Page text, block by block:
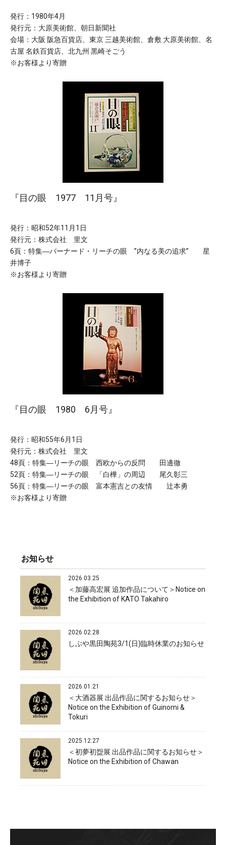
発行：1980年4月
発行元：大原美術館、朝日新聞社
会場：大阪 阪急百貨店、東京 三越美術館、倉敷 大原美術館、名
古屋 名鉄百貨店、北九州 黒崎そごう
※お客様より寄贈
『目の眼 1977 11月号』
発行：昭和52年11月1日
発行元：株式会社 里文
6頁：特集―バーナード・リーチの眼 ”内なる美の追求” 星
井博子
※お客様より寄贈
『目の眼 1980 6月号』
発行：昭和55年6月1日
発行元：株式会社 里文
48頁：特集―リーチの眼 西欧からの反問 田邊徹
52頁：特集―リーチの眼 「白樺」の周辺 尾久彰三
56頁：特集―リーチの眼 富本憲吉との友情 辻本勇
※お客様より寄贈
お知らせ
2026.03.25
＜加藤高宏展 追加作品について＞Notice on
the Exhibition of KATO Takahiro
2026.02.28
しぶや黒田陶苑3/1(日)臨時休業のお知らせ
2026.01.21
＜大酒器展 出品作品に関するお知らせ＞
Notice on the Exhibition of Guinomi &
Tokuri
2025.12.27
＜初夢初盌展 出品作品に関するお知らせ＞
Notice on the Exhibition of Chawan